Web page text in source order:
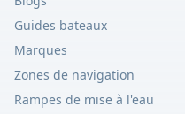
Guides bateaux
Marques
Zones de navigation
Rampes de mise à l'eau